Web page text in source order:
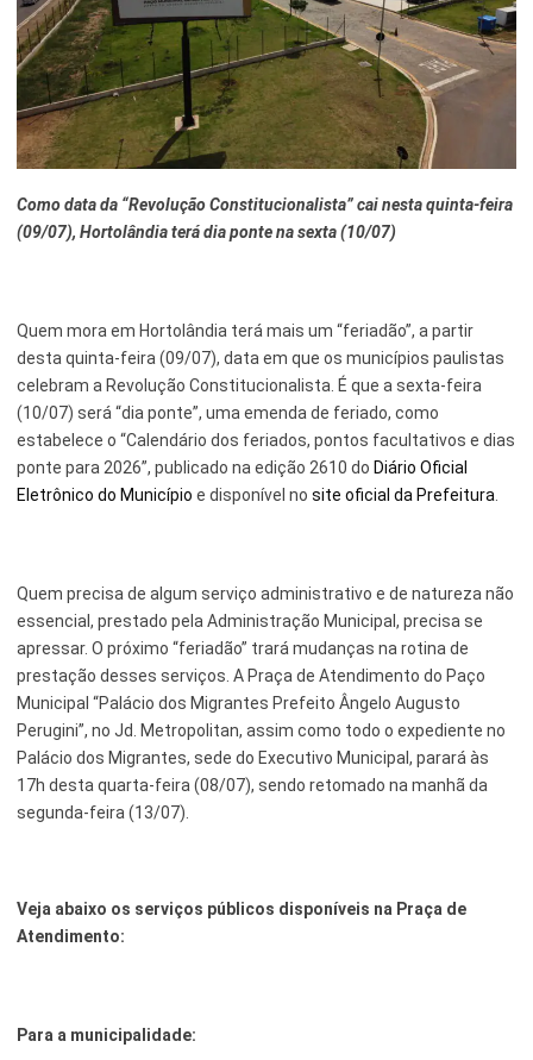
Esporte e Lazer
Finanças
Governo
Inclusão e Desenvolvimento Social
Obras
Planejamento Urbano e Gestão Estratégica
Saúde
Tecnologia e Inovação
Notícias Anteriores a 2024
Como data da “Revolução Constitucionalista” cai nesta quinta-feira
(09/07), Hortolândia terá dia ponte na sexta (10/07)
Quem mora em Hortolândia terá mais um “feriadão”, a partir
desta quinta-feira (09/07), data em que os municípios paulistas
celebram a Revolução Constitucionalista. É que a sexta-feira
(10/07) será “dia ponte”, uma emenda de feriado, como
estabelece o “Calendário dos feriados, pontos facultativos e dias
ponte para 2026”, publicado na edição 2610 do Diário Oficial
Eletrônico do Município e disponível no site oficial da Prefeitura.
Quem precisa de algum serviço administrativo e de natureza não
essencial, prestado pela Administração Municipal, precisa se
apressar. O próximo “feriadão” trará mudanças na rotina de
prestação desses serviços. A Praça de Atendimento do Paço
Municipal “Palácio dos Migrantes Prefeito Ângelo Augusto
Perugini”, no Jd. Metropolitan, assim como todo o expediente no
Palácio dos Migrantes, sede do Executivo Municipal, parará às
17h desta quarta-feira (08/07), sendo retomado na manhã da
segunda-feira (13/07).
Veja abaixo os serviços públicos disponíveis na Praça de
Atendimento:
Para a municipalidade: